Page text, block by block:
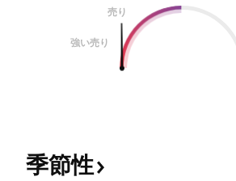
売り
強い売り
季節性